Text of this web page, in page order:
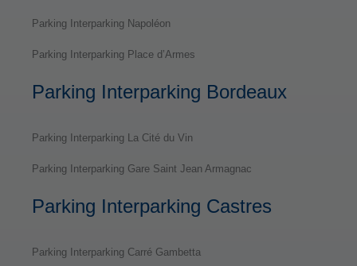
Parking Interparking Napoléon
Parking Interparking Place d’Armes
Parking Interparking Bordeaux
Parking Interparking La Cité du Vin
Parking Interparking Gare Saint Jean Armagnac
Parking Interparking Castres
Parking Interparking Carré Gambetta